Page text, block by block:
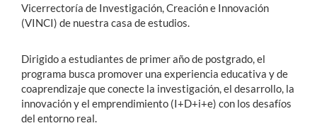
Vicerrectoría de Investigación, Creación e Innovación
(VINCI) de nuestra casa de estudios.
Dirigido a estudiantes de primer año de postgrado, el
programa busca promover una experiencia educativa y de
coaprendizaje que conecte la investigación, el desarrollo, la
innovación y el emprendimiento (I+D+i+e) con los desafíos
del entorno real.